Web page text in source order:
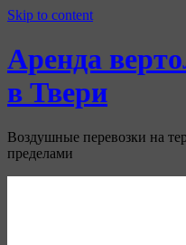
Skip to content
Аренда
в Твери
Воздушные перевозки на
пределами